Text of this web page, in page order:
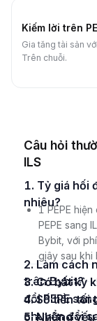
Kiếm lời trên
Gia tăng tài sản
Trên chuỗi.
Câu hỏi
ILS
1. Tỷ giá hối đoái PEPE sang ILS hiện tại là bao
nhiêu?
1 PEPE
PEPE sang
Bybit, với
giây sau khi
2. Làm cách nào để chuyển đổi PEPE sang ILS
trên Bybit?
3. Có bất kỳ khoản phí nào cho việc chuyển
đổi PEPE
4. Số tiền tối thiểu của PEPE mà tôi có thể
chuyển đổi
5. Những yếu tố nào ảnh hưởng đến tỷ giá hối